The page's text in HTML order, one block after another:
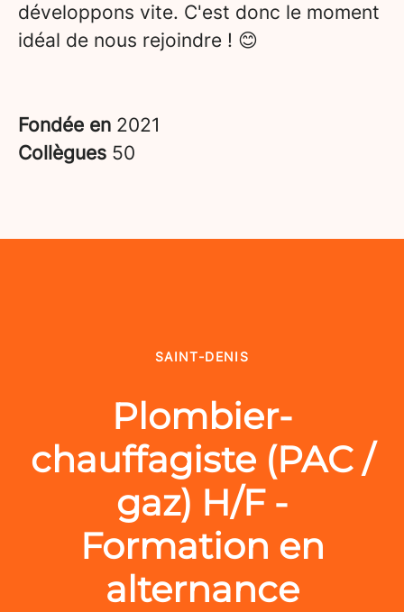
développons vite. C'est donc le moment
idéal de nous rejoindre ! 😊
Fondée en 2021
Collègues 50
SAINT-DENIS
Plombier-
chauffagiste (PAC /
gaz) H/F -
Formation en
alternance